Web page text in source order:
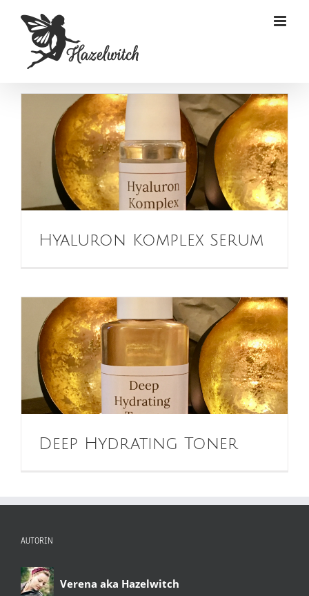
Inhalt
springen
Hyaluron Komplex Serum
Deep Hydrating Toner
AUTORIN
Verena aka Hazelwitch